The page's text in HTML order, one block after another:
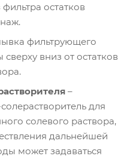
остатков
фильтрующего
вниз от остатков
–
для
солевого раствора,
дальнейшей
может задаваться